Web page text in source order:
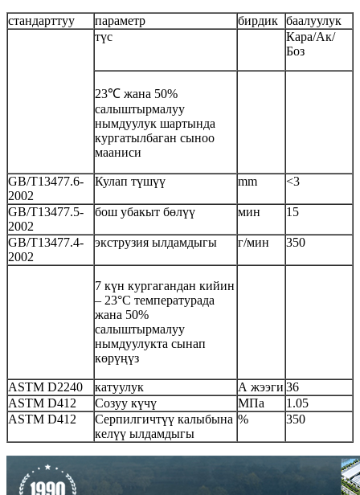
стандарттуу параметр бирдик баалуулук
түс
Кара/Ак/
Боз
23℃ жана 50%
салыштырмалуу
нымдуулук шартында
кургатылбаган сыноо
мааниси
GB/T13477.6-
2002
Кулап түшүү mm <3
GB/T13477.5-
2002
бош убакыт бөлүү мин 15
GB/T13477.4-
2002
экструзия ылдамдыгы г/мин 350
7 күн кургагандан кийин
– 23°C температурада
жана 50%
салыштырмалуу
нымдуулукта сынап
көрүңүз
ASTM D2240 катуулук А жээги 36
ASTM D412
Созуу күчү МПа
1.05
ASTM D412
Серпилгичтүү калыбына
келүү ылдамдыгы
% 350